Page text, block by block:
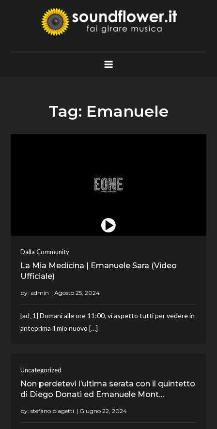
Soundflower.it
Fai Girare Musica
Tag: Emanuele
Dalla Community
La Mia Medicina | Emanuele Sara (Video
Ufficiale)
by: admin
[ad_1] Domani alle ore 11:00, vi aspetto tutti per vedere in
anteprima il mio nuovo […]
Uncategorized
Non perdetevi l’ultima serata con il quintetto
di Diego Donati ed Emanuele Mont…
by:stefano biagetti